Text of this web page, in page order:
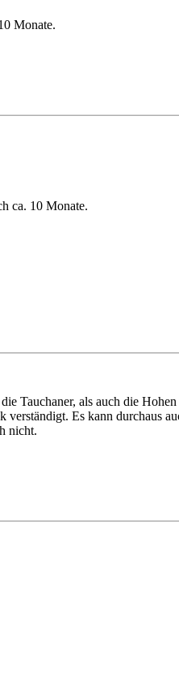
Monate.
ca. 10 Monate.
Tauchaner, als auch die
Es kann durchaus
nicht.